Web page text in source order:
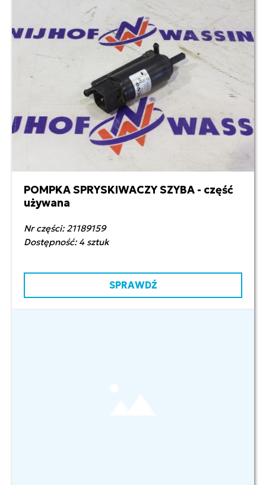
250,00 zł netto
POMPKA SPRYSKIWACZY SZYBA - część
używana
Nr części: 21189159
Dostępność: 4 sztuk
SPRAWDŹ